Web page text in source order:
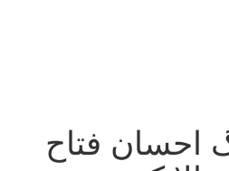
احسان فتاح